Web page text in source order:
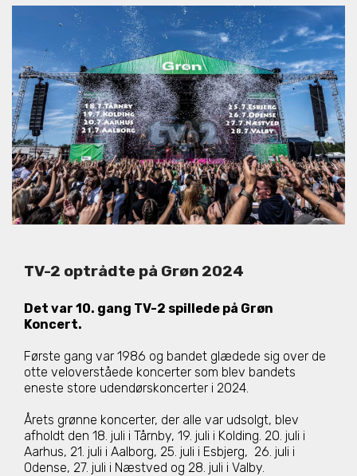
TV-2 optrådte på Grøn 2024
Det var 10. gang TV-2 spillede på Grøn
Koncert.
Første gang var 1986 og bandet glædede sig over de
otte veloverståede koncerter som blev bandets
eneste store udendørskoncerter i 2024.
Årets grønne koncerter, der alle var udsolgt, blev
afholdt den 18. juli i Tårnby, 19. juli i Kolding. 20. juli i
Aarhus, 21. juli i Aalborg, 25. juli i Esbjerg, 26. juli i
Odense, 27. juli i Næstved og 28. juli i Valby.
Copyright © TV-2 & Stjernekasterne - Oplysninger kan frit
citeres med kildeangivelse · Redaktion & layout:
Stjernekasterne ·Privatlivspolitik